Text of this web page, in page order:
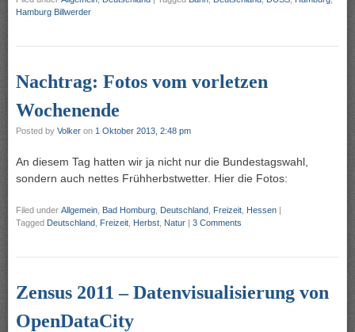
Hamburg Billwerder
Nachtrag: Fotos vom vorletzen
Wochenende
Posted by Volker on 1 Oktober 2013, 2:48 pm
An diesem Tag hatten wir ja nicht nur die Bundestagswahl,
sondern auch nettes Frühherbstwetter. Hier die Fotos:
Filed under Allgemein Bad Homburg Deutschland Freizeit Hessen |
Tagged Deutschland Freizeit Herbst Natur | 3 Comments
Zensus 2011 – Datenvisualisierung von
OpenDataCity